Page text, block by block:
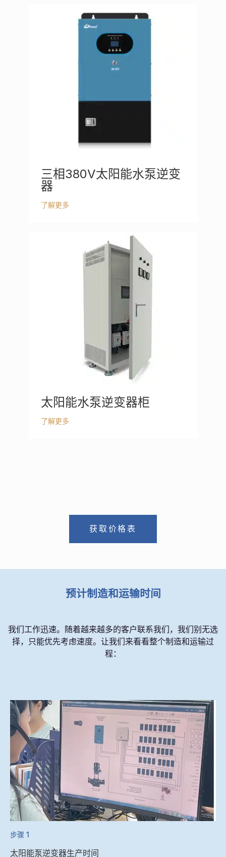
三相380V太阳能水泵逆变
器
了解更多
太阳能水泵逆变器柜
了解更多
获取价格表
预计制造和运输时间
我们工作迅速。随着越来越多的客户联系我们，我们别无选
择，只能优先考虑速度。让我们来看看整个制造和运输过
程：
步骤 1
太阳能泵逆变器生产时间